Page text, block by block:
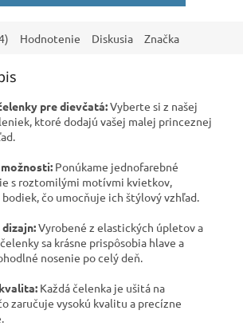
Hodnotenie Diskusia Značka
pre dievčatá:Vyberte si z našej
ktoré dodajú vašej malej princeznej
Ponúkame jednofarebné
s roztomilými motívmi kvietkov,
čo umocňuje ich štýlový vzhľad.
Vyrobené z elastických úpletov a
sa krásne prispôsobia hlave a
nosenie po celý deň.
Každá čelenka je ušitá na
zaručuje vysokú kvalitu a precízne